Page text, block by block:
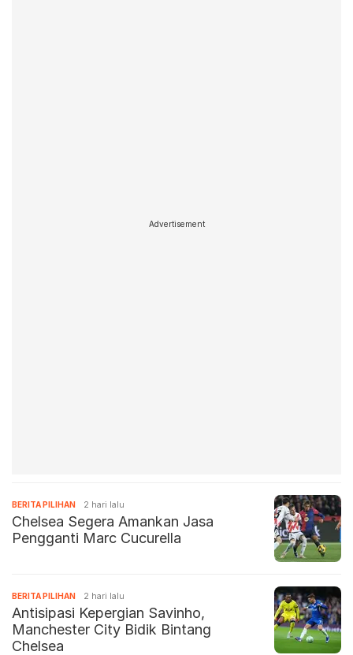
Advertisement
BERITA PILIHAN 2 hari lalu
Chelsea Segera Amankan Jasa
Pengganti Marc Cucurella
BERITA PILIHAN 2 hari lalu
Antisipasi Kepergian Savinho,
Manchester City Bidik Bintang
Chelsea